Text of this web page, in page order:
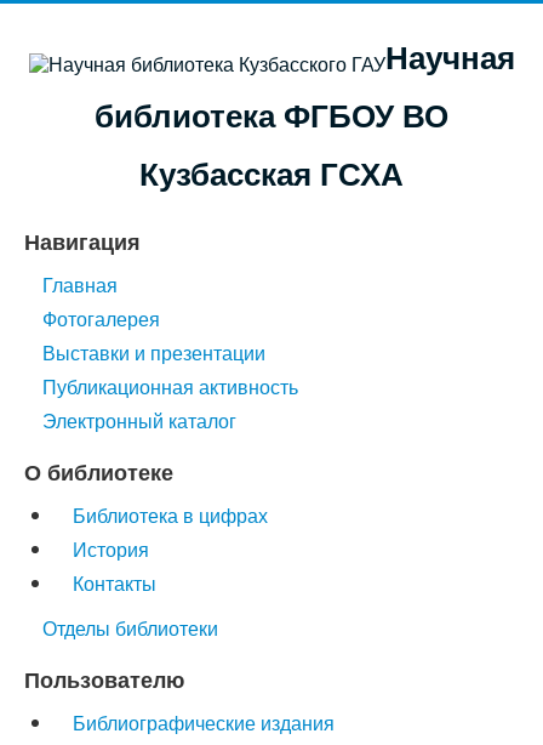
Научная
библиотека ФГБОУ ВО
Кузбасская ГСХА
Навигация
Главная
Фотогалерея
Выставки и презентации
Публикационная активность
Электронный каталог
О библиотеке
Библиотека в цифрах
История
Контакты
Отделы библиотеки
Пользователю
Библиографические издания